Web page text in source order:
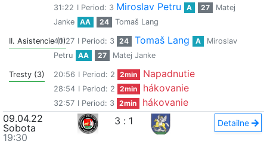
31:22 I Period: 3 Miroslav Petru A 27
Matej
Janke
AA 24 Tomaš Lang
II. Asistencie (1)
40:27 I Period: 3 24 Tomaš Lang A
Miroslav
Petru
AA 27 Matej Janke
Tresty (3) 20:56 I Period: 2 2min Napadnutie
28:54 I Period: 2 2min hákovanie
32:57 I Period: 3 2min
hákovanie
09.04.22
Sobota
19:30
3 : 1 Detailne